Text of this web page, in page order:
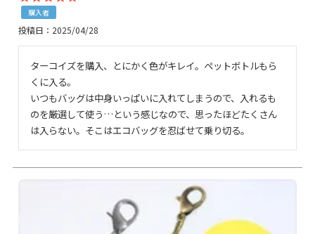
購入者
投稿日 2025/04/28
ターコイズを購入、とにかく色がキレイ。ペットボトルもら
くに入る。
いつもバッグは中身いっぱいに入れてしまうので、入れるも
のを厳選して使う…という感じなので、思ったほどたくさん
は入らない。そこはエコバッグを忍ばせて乗り切る。